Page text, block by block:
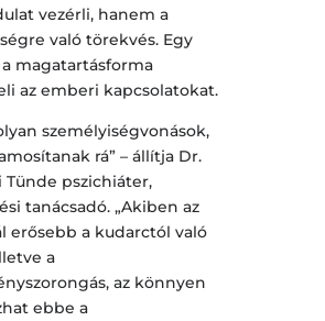
vezérli, hanem a
való törekvés. Egy
a magatartásforma
az emberi kapcsolatokat.
személyiségvonások,
rá” – állítja Dr.
Tünde pszichiáter,
tanácsadó. „Akiben az
erősebb a kudarctól való
a
az könnyen
ebbe a